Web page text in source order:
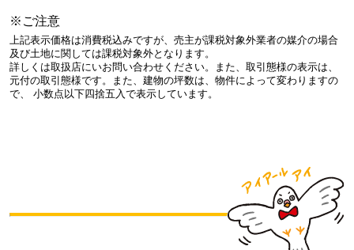
※ご注意
上記表示価格は消費税込みですが、売主が課税対象外業者の媒介の場合
及び土地に関しては課税対象外となります。
詳しくは取扱店にいお問い合わせください。また、取引態様の表示は、
元付の取引態様です。また、建物の坪数は、物件によって変わりますの
で、 小数点以下四捨五入で表示しています。